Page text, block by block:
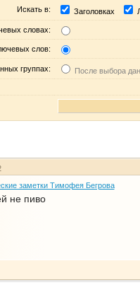
Искать в: Заголовках
словах:
слов:
группах: После выбора
заметки Тимофея Бегрова
не пиво